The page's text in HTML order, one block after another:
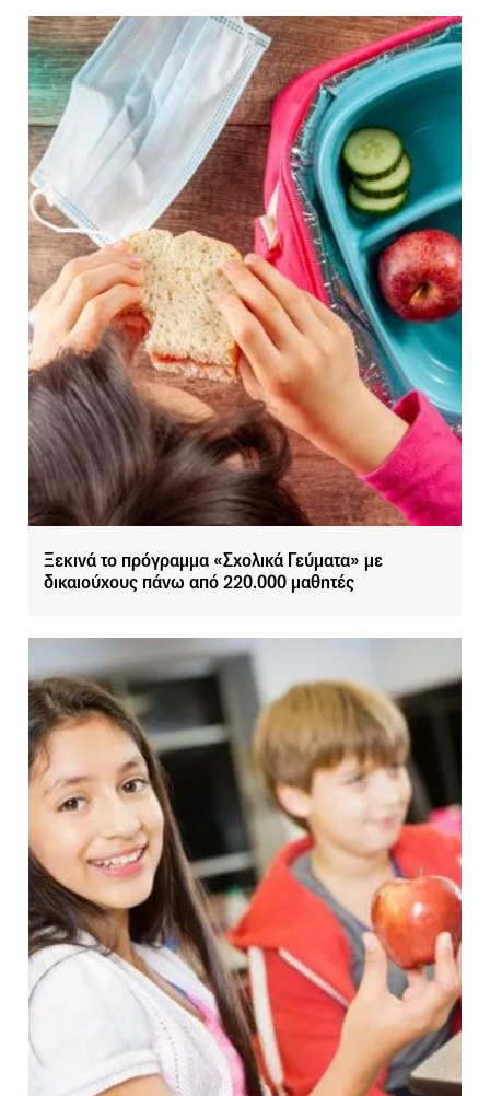
Ξεκινά το πρόγραμμα «Σχολικά Γεύματα» με
δικαιούχους πάνω από 220.000 μαθητές